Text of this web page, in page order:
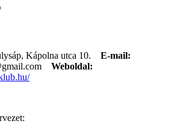
Kápolna utca 10. E-mail:
Weboldal: